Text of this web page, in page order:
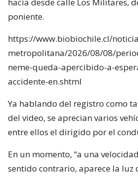
poniente.
https://www.biobiochile.cl/
metropolitana/2026/08/08/
neme-queda-apercibido-a-
accidente-en.shtml
Ya hablando del registro como
del video, se aprecian varios
entre ellos el dirigido por el
En un momento, “a una
sentido contrario, aparece la luz